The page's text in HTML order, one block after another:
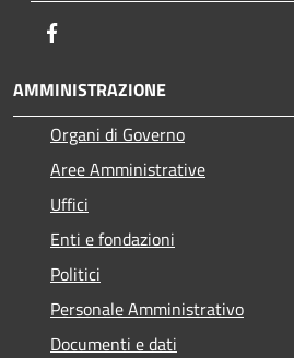
AMMINISTRAZIONE
Organi di Governo
Aree Amministrative
Uffici
Enti e fondazioni
Politici
Personale Amministrativo
Documenti e dati